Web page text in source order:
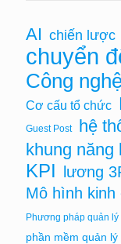
AI chiến lược
chuyển
Công
Cơ cấu tổ chức
Guest Post hệ
khung năng
KPI lương
Mô hình kinh
Phương pháp quản lý
phần mềm quản lý